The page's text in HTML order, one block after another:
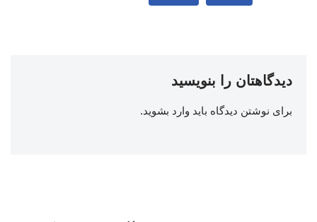
دیدگاهتان را بنویسید
برای نوشتن دیدگاه باید وارد بشوید.